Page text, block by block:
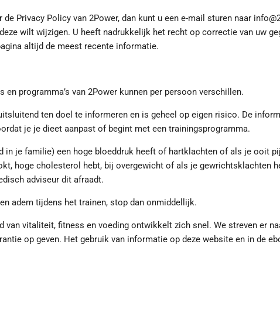
Privacy Policy van 2Power, dan kunt u een e-mail sturen naar
wilt wijzigen. U heeft nadrukkelijk het recht op correctie van uw
altijd de meest recente informatie.
en programma’s van 2Power kunnen per persoon verschillen.
ten doel te informeren en is geheel op eigen risico. De
je je dieet aanpast of begint met een trainingsprogramma.
in je familie) een hoge bloeddruk heeft of hartklachten of als je ooit
hoge cholesterol hebt, bij overgewicht of als je gewrichtsklachten
adviseur dit afraadt.
adem tijdens het trainen, stop dan onmiddellijk.
van vitaliteit, fitness en voeding ontwikkelt zich snel. We streven er
op geven. Het gebruik van informatie op deze website en in de